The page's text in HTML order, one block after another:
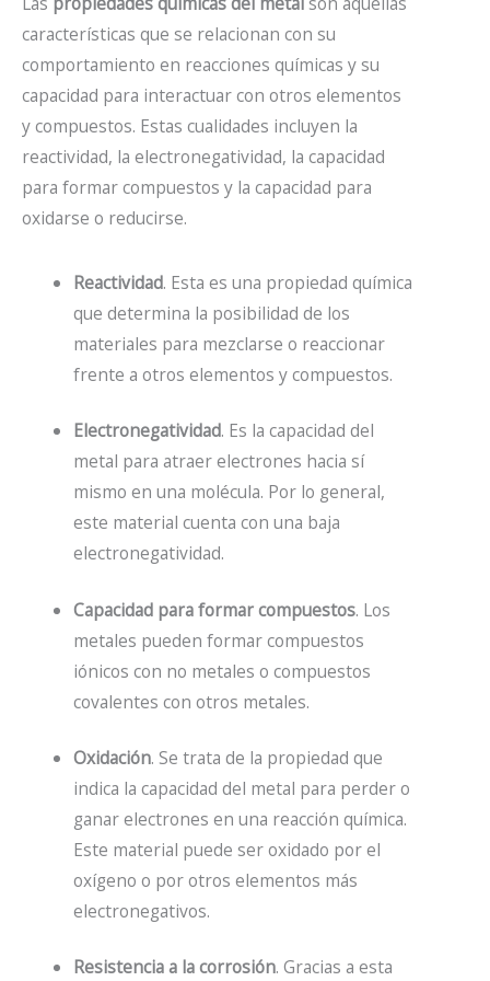
características que se relacionan con su
comportamiento en reacciones químicas y su
capacidad para interactuar con otros elementos
y compuestos. Estas cualidades incluyen la
reactividad, la electronegatividad, la capacidad
para formar compuestos y la capacidad para
oxidarse o reducirse.
Reactividad. Esta es una propiedad química
que determina la posibilidad de los
materiales para mezclarse o reaccionar
frente a otros elementos y compuestos.
Electronegatividad. Es la capacidad del
metal para atraer electrones hacia sí
mismo en una molécula. Por lo general,
este material cuenta con una baja
electronegatividad.
Capacidad para formar compuestos. Los
metales pueden formar compuestos
iónicos con no metales o compuestos
covalentes con otros metales.
Oxidación. Se trata de la propiedad que
indica la capacidad del metal para perder o
ganar electrones en una reacción química.
Este material puede ser oxidado por el
oxígeno o por otros elementos más
electronegativos.
Resistencia a la corrosión. Gracias a esta